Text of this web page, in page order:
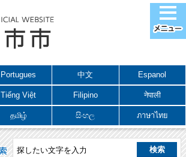
Portugues 中文 Espanol
Tiếng Việt Filipino नेपाली
தமிழ் සිංහල ภาษาไทย